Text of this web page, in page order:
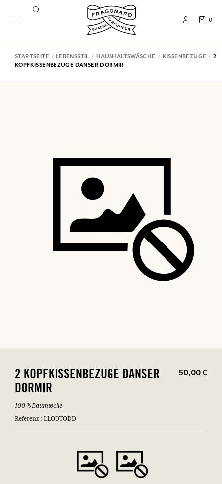
0
STARTSEITE LEBENSSTIL HAUSHALTSWÄSCHE KISSENBEZÜGE
2
KOPFKISSENBEZUGE DANSER DORMIR
2 KOPFKISSENBEZUGE DANSER
DORMIR
50,00 €
100 % Baumwolle
Referenz : LLODTODD